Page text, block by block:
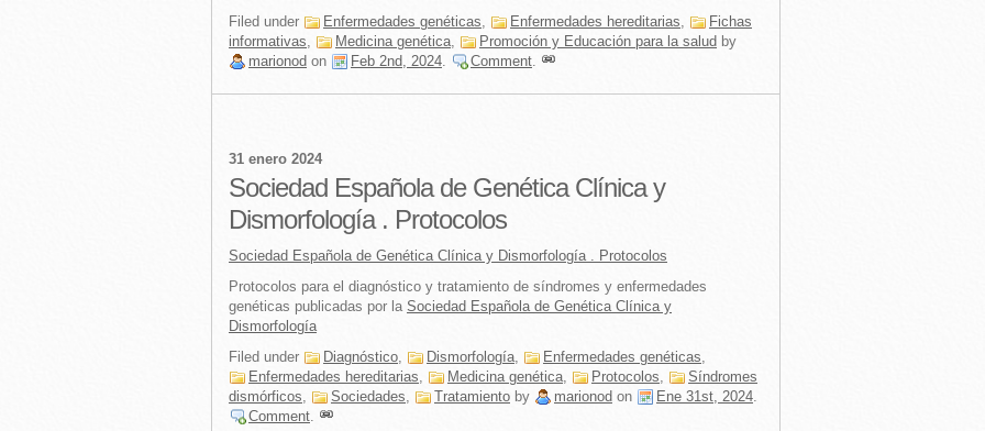
Filed under
Enfermedades genéticas, Enfermedades hereditarias,
Fichas
informativas, Medicina genética, Promoción y Educación para la salud by
marionod on Feb 2nd, 2024. Comment.
31 enero 2024
Sociedad Española de Genética Clínica y
Dismorfología . Protocolos
Sociedad Española de Genética Clínica y Dismorfología . Protocolos
Protocolos para el diagnóstico y tratamiento de síndromes y enfermedades
genéticas publicadas por la Sociedad Española de Genética Clínica y
Dismorfología
Filed under
Diagnóstico, Dismorfología, Enfermedades genéticas,
Enfermedades hereditarias, Medicina genética, Protocolos,
Síndromes
dismórficos, Sociedades, Tratamiento by marionod on Ene 31st, 2024.
Comment.